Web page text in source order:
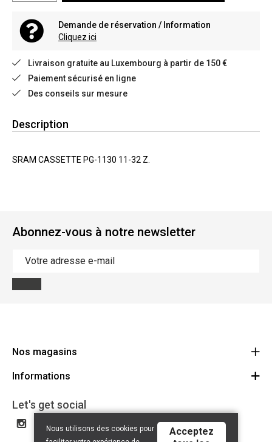
Demande de réservation / Information
Cliquez ici
Livraison gratuite au Luxembourg à partir de 150 €
Paiement sécurisé en ligne
Des conseils sur mesure
Description
SRAM CASSETTE PG-1130 11-32 Z.
Abonnez-vous à notre newsletter
Nos magasins
Cycles Arnold Kontz Gare / Bonnevoie
+352 40 96 74 214 / +352 40 96 74 215
Informations
Conditions générales
Avertissement
Politique de confidentialité
Let's get social
Nous utilisons des cookies pour
Acceptez